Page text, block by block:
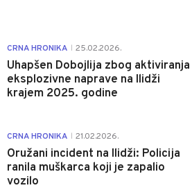
CRNA HRONIKA 25.02.2026.
Uhapšen Dobojlija zbog aktiviranja
eksplozivne naprave na Ilidži
krajem 2025. godine
CRNA HRONIKA 21.02.2026.
Oružani incident na Ilidži: Policija
ranila muškarca koji je zapalio
vozilo